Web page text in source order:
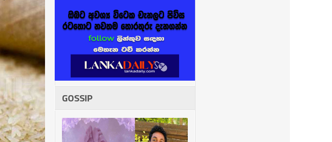
GOSSIP